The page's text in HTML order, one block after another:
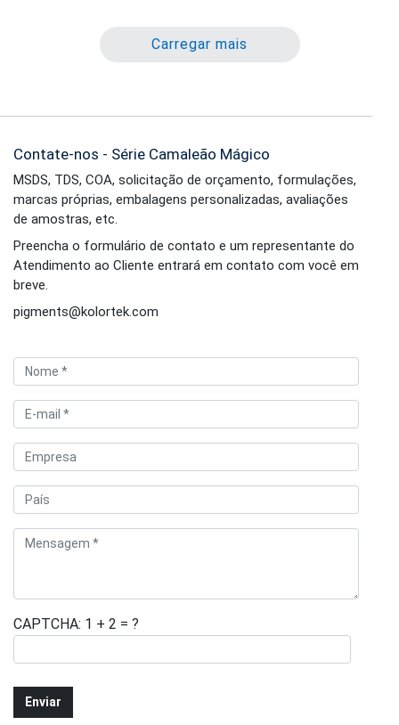
Carregar mais
Contate-nos - Série Camaleão Mágico
MSDS, TDS, COA, solicitação de orçamento, formulações,
marcas próprias, embalagens personalizadas, avaliações
de amostras, etc.
Preencha o formulário de contato e um representante do
Atendimento ao Cliente entrará em contato com você em
breve.
pigments@kolortek.com
CAPTCHA: 1 + 2 = ?